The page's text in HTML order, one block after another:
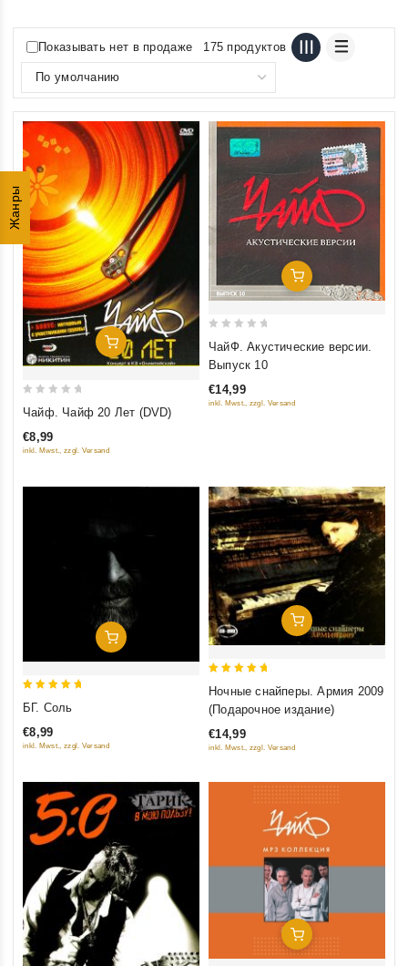
Жанры
Показывать нет в продаже 175 продуктов
Добавить В Корзину
of
Чайф. Чайф 20 Лет (DVD)
€8,99
inkl. Mwst., zzgl. Versand
Добавить В Корзину
5
ЧайФ. Акустические версии.
Выпуск 10
€14,99
inkl. Mwst., zzgl. Versand
Добавить В Корзину
БГ. Соль
€8,99
inkl. Mwst., zzgl. Versand
Добавить В Корзину
Ночные снайперы. Армия 2009
(Подарочное издание)
€14,99
inkl. Mwst., zzgl. Versand
Добавить В Корзину